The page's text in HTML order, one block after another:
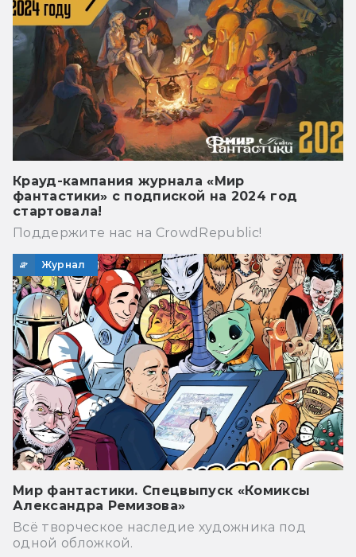
Крауд-кампания журнала «Мир
фантастики» с подпиской на 2024 год
стартовала!
Поддержите нас на CrowdRepublic!
Журнал
Мир фантастики. Спецвыпуск «Комиксы
Александра Ремизова»
Всё творческое наследие художника под
одной обложкой.